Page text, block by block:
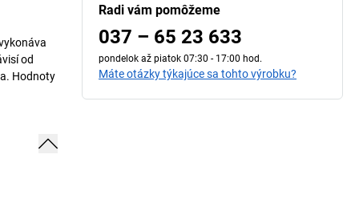
od
Hodnoty
Radi vám pomôžeme
037 – 65 23 633
pondelok až piatok 07:30 - 17:00 hod.
Máte otázky týkajúce sa tohto výrobku?